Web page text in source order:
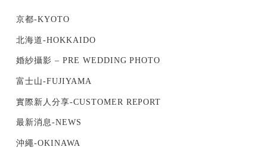
京都-KYOTO
北海道-HOKKAIDO
婚紗攝影 – PRE WEDDING PHOTO
富士山-FUJIYAMA
實際新人分享-CUSTOMER REPORT
最新消息-NEWS
沖繩-OKINAWA